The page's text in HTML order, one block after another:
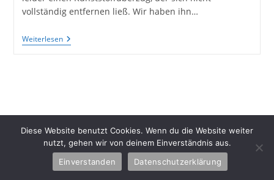
vollständig entfernen ließ. Wir haben ihn…
WeiterlesenMöbel
Fürs
Copyright 2026 - Schlüter Home Design
Diese Website benutzt Cookies. Wenn du die Website weiter
nutzt, gehen wir von deinem Einverständnis aus.
Einverstanden
Datenschutzerklärung